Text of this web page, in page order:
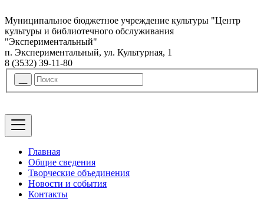
Муниципальное бюджетное учреждение культуры "Центр
культуры и библиотечного обслуживания
"Экспериментальный"
п. Экспериментальный, ул. Культурная, 1
8 (3532) 39-11-80
Главная
Общие сведения
Творческие объединения
Новости и события
Контакты